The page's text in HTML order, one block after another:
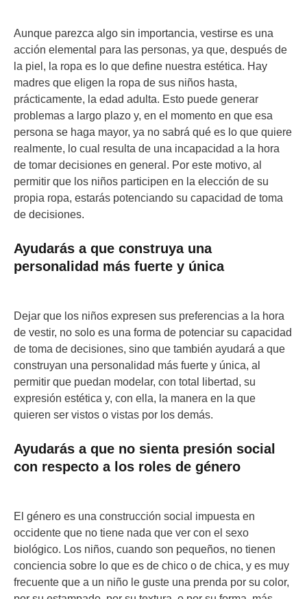
Aunque parezca algo sin importancia, vestirse es una
acción elemental para las personas, ya que, después de
la piel, la ropa es lo que define nuestra estética. Hay
madres que eligen la ropa de sus niños hasta,
prácticamente, la edad adulta. Esto puede generar
problemas a largo plazo y, en el momento en que esa
persona se haga mayor, ya no sabrá qué es lo que quiere
realmente, lo cual resulta de una incapacidad a la hora
de tomar decisiones en general. Por este motivo, al
permitir que los niños participen en la elección de su
propia ropa, estarás potenciando su capacidad de toma
de decisiones.
Ayudarás a que construya una
personalidad más fuerte y única
Dejar que los niños expresen sus preferencias a la hora
de vestir, no solo es una forma de potenciar su capacidad
de toma de decisiones, sino que también ayudará a que
construyan una personalidad más fuerte y única, al
permitir que puedan modelar, con total libertad, su
expresión estética y, con ella, la manera en la que
quieren ser vistos o vistas por los demás.
Ayudarás a que no sienta presión social
con respecto a los roles de género
El género es una construcción social impuesta en
occidente que no tiene nada que ver con el sexo
biológico. Los niños, cuando son pequeños, no tienen
conciencia sobre lo que es de chico o de chica, y es muy
frecuente que a un niño le guste una prenda por su color,